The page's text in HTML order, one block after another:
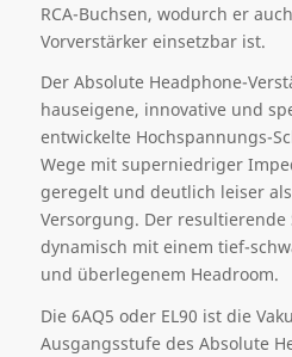
RCA-Buchsen, wodurch er auch
Vorverstärker einsetzbar ist.
Der Absolute Headphone-
hauseigene, innovative und
entwickelte Hochspannungs-
Wegemit superniedriger
geregelt und deutlich leiser
Versorgung. Der
dynamisch mit einem tief-
und überlegenem Headroom.
Die 6AQ5 oder EL90 ist die
Ausgangsstufe des Absolute